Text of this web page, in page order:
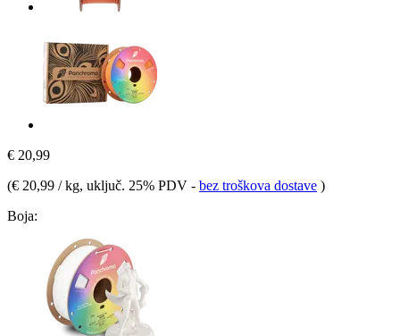
€ 20,99
(€ 20,99 / kg, uključ. 25% PDV - bez troškova dostave )
Boja: